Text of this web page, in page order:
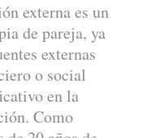
externa es un
de pareja, ya
externas
o social
en la
Como